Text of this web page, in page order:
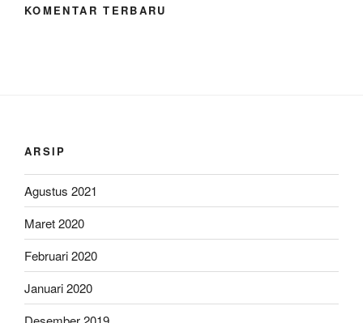
KOMENTAR TERBARU
ARSIP
Agustus 2021
Maret 2020
Februari 2020
Januari 2020